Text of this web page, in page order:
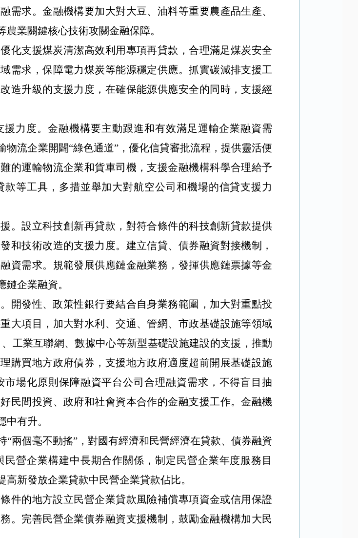
需求。金融機構要加大對大豆、油料等重要農產品生產、
業關鍵核心技術攻關金融保障。
化支援煤炭清潔高效利用專項再貸款，合理滿足煤炭安全
需求，保障電力煤炭等能源穩定供應。抓實碳減排支援工
造升級的支援力度，在確保能源供應安全的同時，支援經
援力度。金融機構要主動跟進和有效滿足運輸企業融資需
流企業開闢“綠色通道”，優化信貸審批流程，提供靈活便
的運輸物流企業和貨車司機，支援金融機構科學合理給予
等工具，多措並舉加大對航空公司和機場的信貸支援力
。設立科技創新再貸款，對符合條件的科技創新貸款提供
和技術改造的支援力度。建立信貸、債券融資對接機制，
資需求。規範發展供應鏈金融業務，發揮供應鏈票據等金
企業融資。
開發性、政策性銀行要結合自身業務範圍，加大對重點投
大項目，加大對水利、交通、管網、市政基礎設施等領域
工業互聯網、數據中心等新型基礎設施建設的支援，推動
購買地方政府債券，支援地方政府適度超前開展基礎設施
場化原則保障融資平台公司合理融資需求，不得盲目抽
民間投資、政府和社會資本合作的金融支援工作。金融機
有升。
“兩個毫不動搖”，對國有經濟和民營經濟在貸款、債券融資
營企業構建中長期合作關係，制定民營企業年度服務目
新發放企業貸款中民營企業貸款佔比。
件的地方設立民營企業貸款風險補償專項資金或信用保證
。完善民營企業債券融資支援機制，鼓勵金融機構加大民